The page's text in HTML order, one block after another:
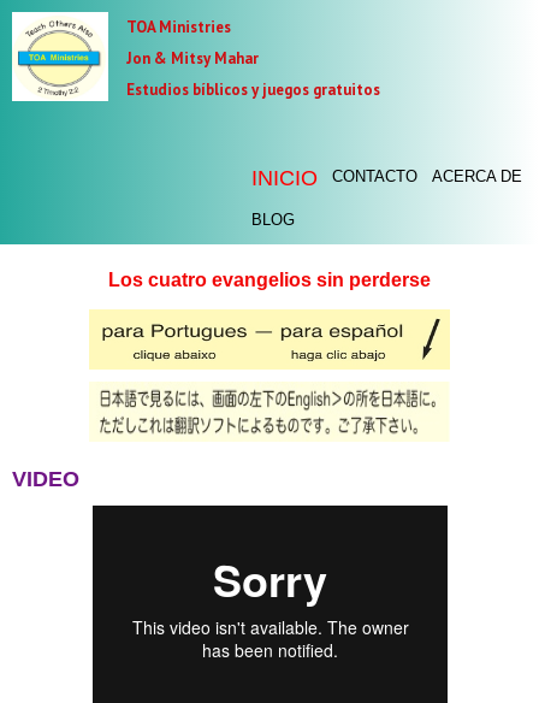
TOA Ministries
Jon & Mitsy Mahar
Estudios bíblicos y juegos gratuitos
INICIO CONTACTO ACERCA DE
BLOG
Los cuatro evangelios sin perderse
VIDEO